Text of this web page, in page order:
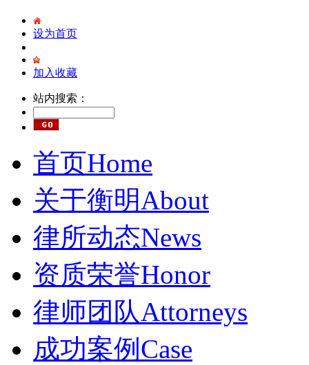
设为首页
加入收藏
站内搜索：
首页Home
关于衡明About
律所动态News
资质荣誉Honor
律师团队Attorneys
成功案例 Case